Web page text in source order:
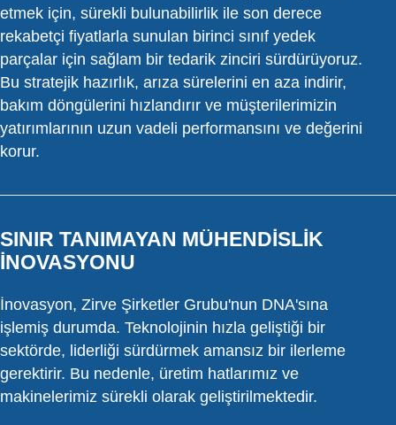
etmek için, sürekli bulunabilirlik ile son derece
rekabetçi fiyatlarla sunulan birinci sınıf yedek
parçalar için sağlam bir tedarik zinciri sürdürüyoruz.
Bu stratejik hazırlık, arıza sürelerini en aza indirir,
bakım döngülerini hızlandırır ve müşterilerimizin
yatırımlarının uzun vadeli performansını ve değerini
korur.
SINIR TANIMAYAN MÜHENDISLIK
İNOVASYONU
İnovasyon, Zirve Şirketler Grubu'nun DNA'sına
işlemiş durumda. Teknolojinin hızla geliştiği bir
sektörde, liderliği sürdürmek amansız bir ilerleme
gerektirir. Bu nedenle, üretim hatlarımız ve
makinelerimiz sürekli olarak geliştirilmektedir.